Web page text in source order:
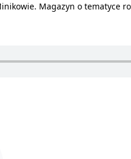
Magazyn o tematyce